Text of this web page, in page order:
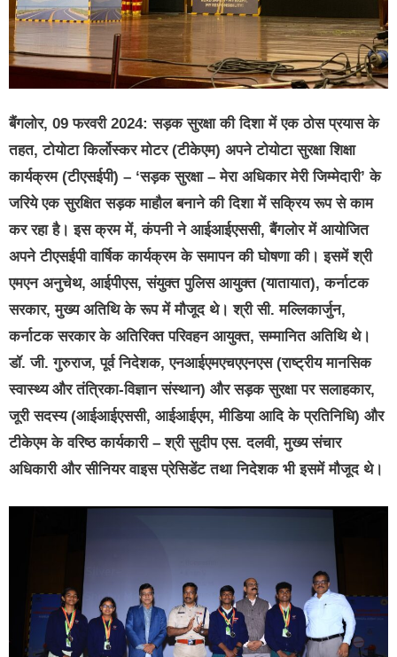
बैंगलोर, 09 फरवरी 2024: सड़क सुरक्षा की दिशा में एक ठोस प्रयास के
तहत, टोयोटा किर्लोस्कर मोटर (टीकेएम) अपने टोयोटा सुरक्षा शिक्षा
कार्यक्रम (टीएसईपी) – ‘सड़क सुरक्षा – मेरा अधिकार मेरी जिम्मेदारी’ के
जरिये एक सुरक्षित सड़क माहौल बनाने की दिशा में सक्रिय रूप से काम
कर रहा है। इस क्रम में, कंपनी ने आईआईएससी, बैंगलोर में आयोजित
अपने टीएसईपी वार्षिक कार्यक्रम के समापन की घोषणा की। इसमें श्री
एमएन अनुचेथ, आईपीएस, संयुक्त पुलिस आयुक्त (यातायात), कर्नाटक
सरकार, मुख्य अतिथि के रूप में मौजूद थे। श्री सी. मल्लिकार्जुन,
कर्नाटक सरकार के अतिरिक्त परिवहन आयुक्त, सम्मानित अतिथि थे।
डॉ. जी. गुरुराज, पूर्व निदेशक, एनआईएमएचएएनएस (राष्ट्रीय मानसिक
स्वास्थ्य और तंत्रिका-विज्ञान संस्थान) और सड़क सुरक्षा पर सलाहकार,
जूरी सदस्य (आईआईएससी, आईआईएम, मीडिया आदि के प्रतिनिधि) और
टीकेएम के वरिष्ठ कार्यकारी – श्री सुदीप एस. दलवी, मुख्य संचार
अधिकारी और सीनियर वाइस प्रेसिडेंट तथा निदेशक भी इसमें मौजूद थे।